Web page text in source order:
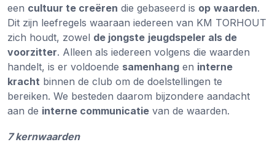
een cultuur te creëren die gebaseerd is op waarden.
Dit zijn leefregels waaraan iedereen van KM TORHOUT
zich houdt, zowel de jongste jeugdspeler als de
voorzitter. Alleen als iedereen volgens die waarden
handelt, is er voldoende samenhang en interne
kracht binnen de club om de doelstellingen te
bereiken. We besteden daarom bijzondere aandacht
aan de interne communicatie van de waarden.
7 kernwaarden